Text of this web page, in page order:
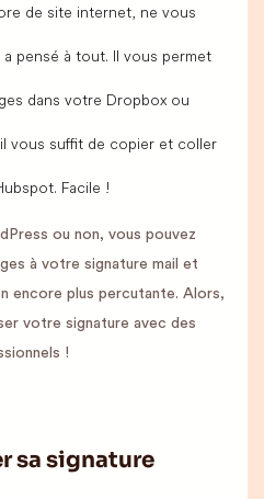
de site internet, ne vous
pensé à tout. Il vous permet
dans votre Dropbox ou
vous suffit de copier et coller
Facile !
ou non, vous pouvez
à votre signature mail et
encore plus percutante. Alors,
votre signature avec des
!
sa signature